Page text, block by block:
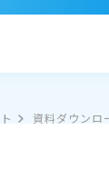
資料ダウンロ